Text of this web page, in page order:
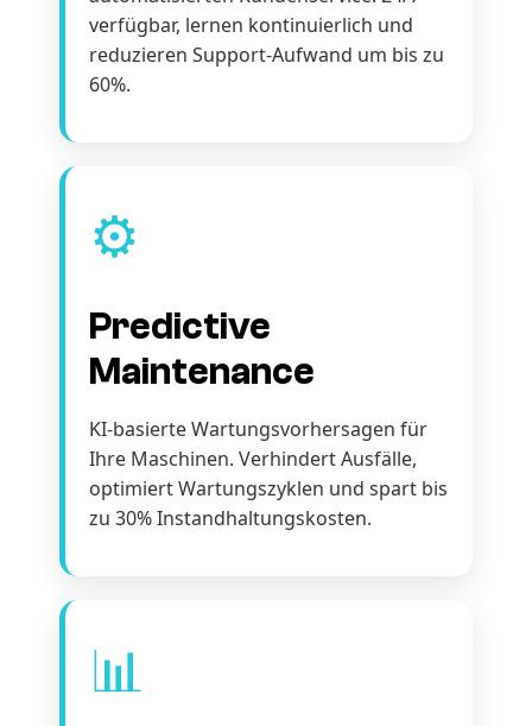
verfügbar, lernen kontinuierlich und
reduzieren Support-Aufwand um bis zu
60%.
⚙️
Predictive
Maintenance
KI-basierte Wartungsvorhersagen für
Ihre Maschinen. Verhindert Ausfälle,
optimiert Wartungszyklen und spart bis
zu 30% Instandhaltungskosten.
📊